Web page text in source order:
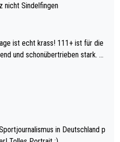
nicht Sindelfingen
krass! 111+ ist für die
und schonübertrieben stark. U
in Deutschland p